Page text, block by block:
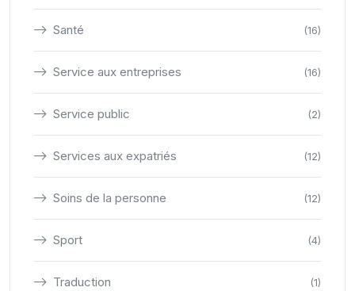
Santé (16)
Service aux entreprises (16)
Service public (2)
Services aux expatriés (12)
Soins de la personne (12)
Sport (4)
Traduction (1)